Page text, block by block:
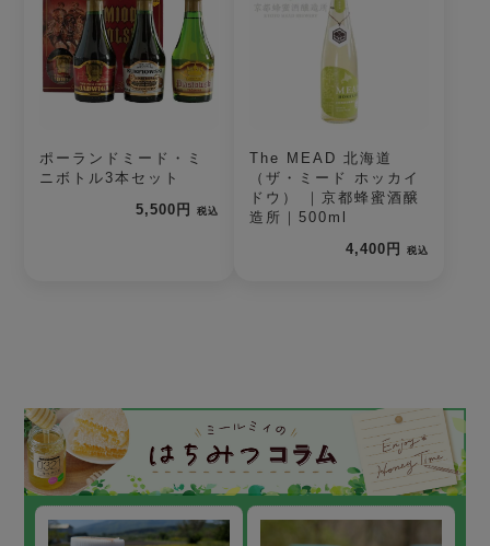
ポーランドミード・ミ
ニボトル3本セット
5,500円
税込
The MEAD 北海道
（ザ・ミード ホッカイ
ドウ） ｜京都蜂蜜酒醸
造所｜500ml
4,400円
税込